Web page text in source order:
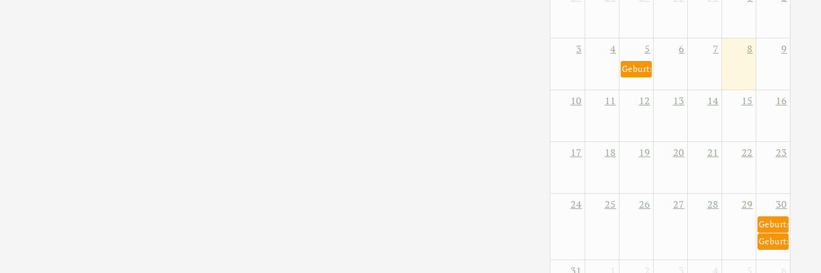
3 4 5
Geburtstag von Helene Fischer 5. August 1984
6 7 8 9
10 11 12 13 14 15 16
17 18 19 20 21 22 23
24 25 26 27 28 29 30
Geburtstag
Geburtstag